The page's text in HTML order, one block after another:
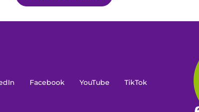
Facebook YouTube TikTok